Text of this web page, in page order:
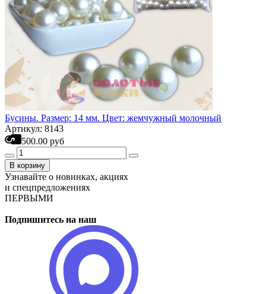
Бусины. Размер: 14 мм. Цвет: жемчужный молочный
Артикул: 8143
500.00 руб
В корзину
Узнавайте о новинках, акциях
и спецпредложениях
ПЕРВЫМИ
Подпишитесь на наш